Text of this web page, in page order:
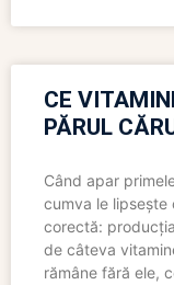
CE
PĂRUL
Când apar
cumva le lipsește
corectă:
de câteva
rămâne fără ele,